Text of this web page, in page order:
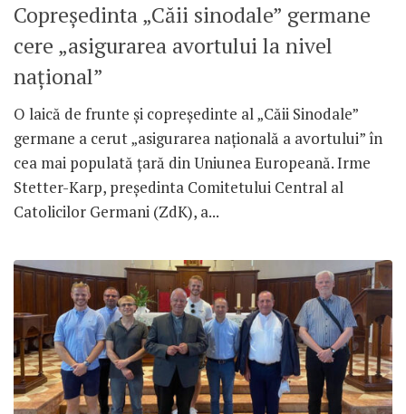
Copreședinta „Căii sinodale” germane
cere „asigurarea avortului la nivel
național”
O laică de frunte și copreședinte al „Căii Sinodale”
germane a cerut „asigurarea națională a avortului” în
cea mai populată țară din Uniunea Europeană. Irme
Stetter-Karp, președinta Comitetului Central al
Catolicilor Germani (ZdK), a...